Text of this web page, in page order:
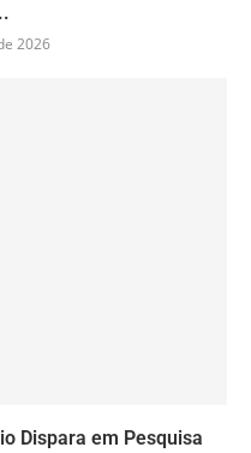
2026
Dispara em Pesquisa